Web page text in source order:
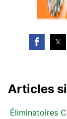
Articles
Éliminatoires